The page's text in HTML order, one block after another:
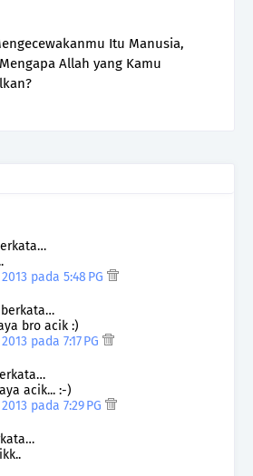
Itu Manusia,
Allah yang Kamu
pada 5:48 PG
berkata…
bro acik :)
pada 7:17 PG
acik... :-)
pada 7:29 PG